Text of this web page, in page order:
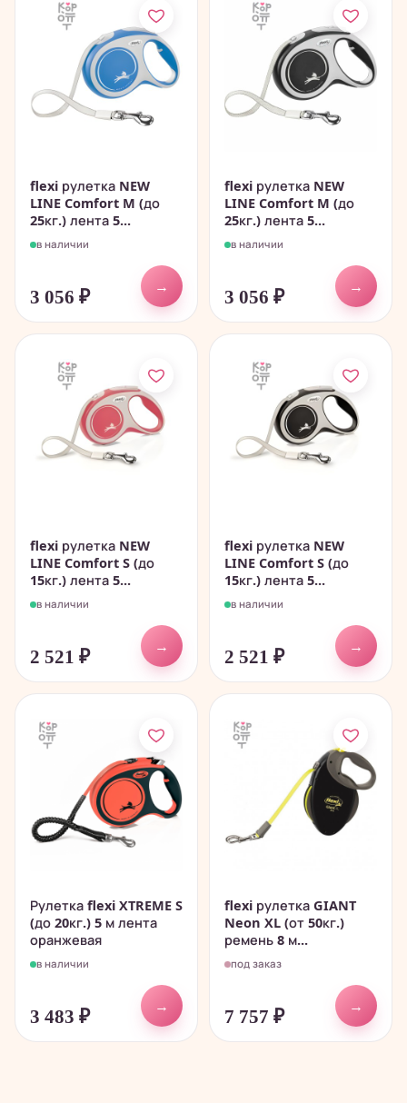
flexi рулетка NEW
LINE Comfort M (до
25кг.) лента 5...
в наличии
3 056 ₽
→
flexi рулетка NEW
LINE Comfort M (до
25кг.) лента 5...
в наличии
3 056 ₽
→
flexi рулетка NEW
LINE Comfort S (до
15кг.) лента 5...
в наличии
2 521 ₽
→
flexi рулетка NEW
LINE Comfort S (до
15кг.) лента 5...
в наличии
2 521 ₽
→
Рулетка flexi XTREME S
(до 20кг.) 5 м лента
оранжевая
в наличии
3 483 ₽
→
flexi рулетка GIANT
Neon XL (от 50кг.)
ремень 8 м...
под заказ
7 757 ₽
→